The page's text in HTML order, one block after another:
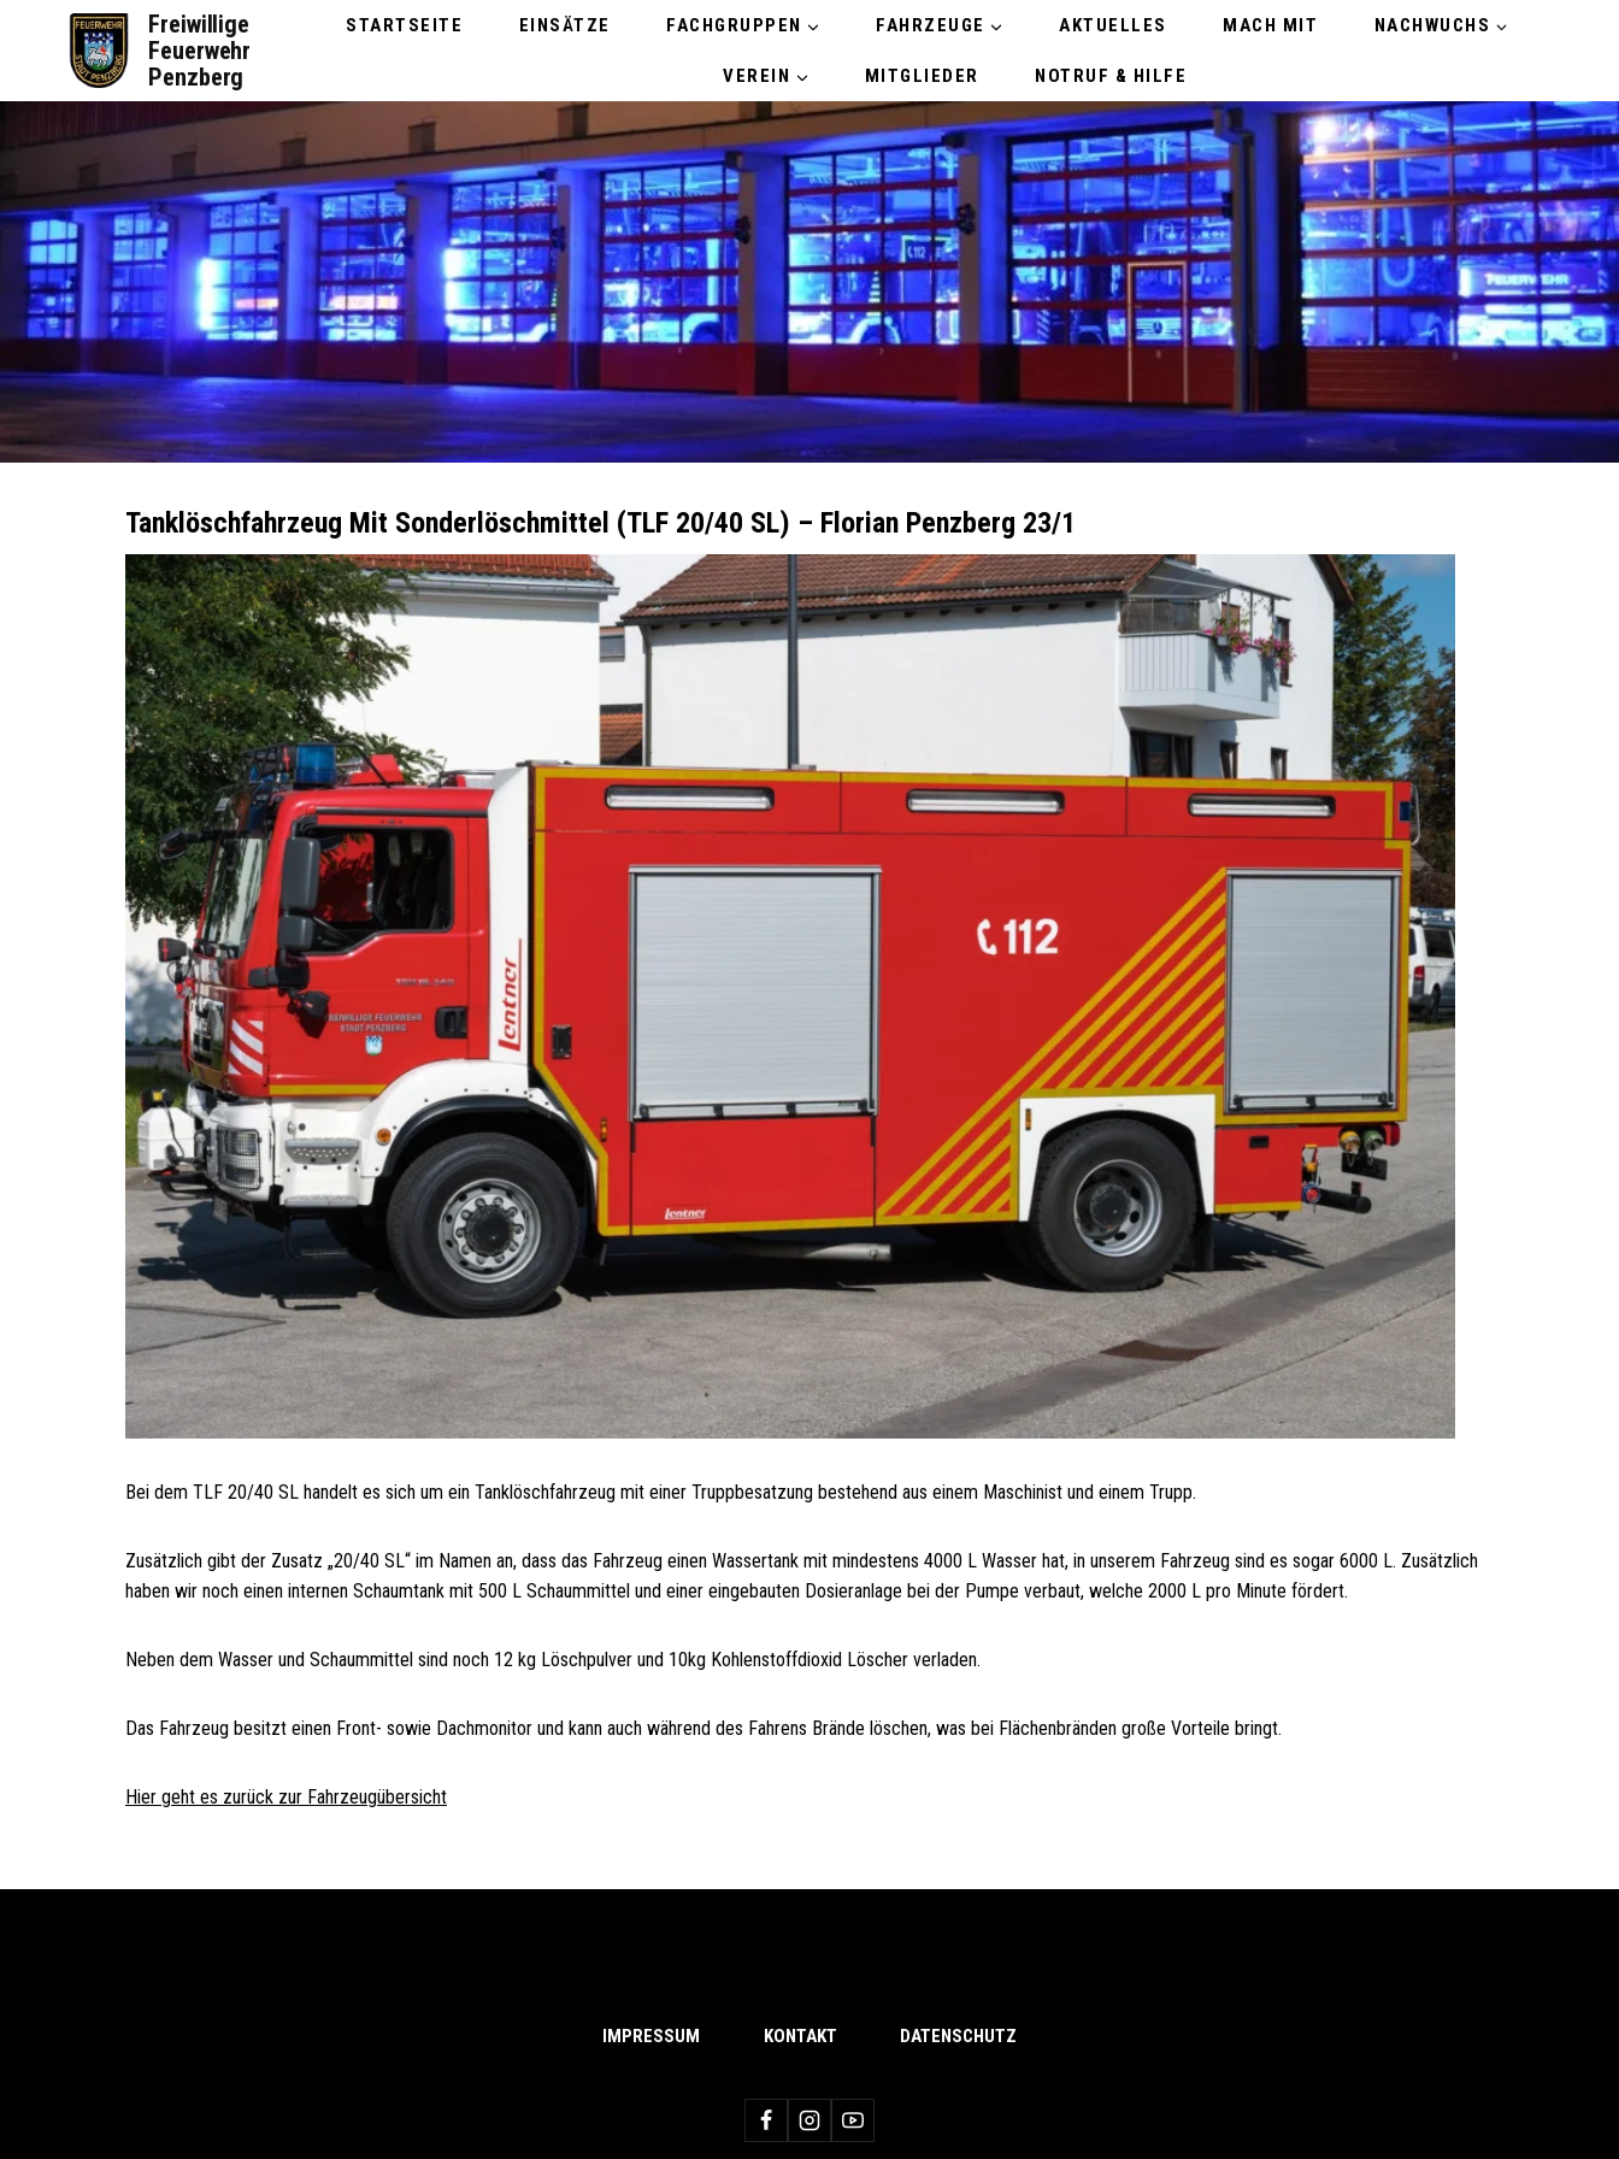
Freiwillige
Feuerwehr
Penzberg
STARTSEITE EINSÄTZE FACHGRUPPEN FAHRZEUGE AKTUELLES MACH MIT NACHWUCHS
VEREIN MITGLIEDER NOTRUF & HILFE
Tanklöschfahrzeug Mit Sonderlöschmittel (TLF 20/40 SL) – Florian Penzberg 23/1
Bei dem TLF 20/40 SL handelt es sich um ein Tanklöschfahrzeug mit einer Truppbesatzung bestehend aus einem Maschinist und einem Trupp.
Zusätzlich gibt der Zusatz „20/40 SL“ im Namen an, dass das Fahrzeug einen Wassertank mit mindestens 4000 L Wasser hat, in unserem Fahrzeug sind es sogar 6000 L. Zusätzlich
haben wir noch einen internen Schaumtank mit 500 L Schaummittel und einer eingebauten Dosieranlage bei der Pumpe verbaut, welche 2000 L pro Minute fördert.
Neben dem Wasser und Schaummittel sind noch 12 kg Löschpulver und 10kg Kohlenstoffdioxid Löscher verladen.
Das Fahrzeug besitzt einen Front- sowie Dachmonitor und kann auch während des Fahrens Brände löschen, was bei Flächenbränden große Vorteile bringt.
Hier geht es zurück zur Fahrzeugübersicht
IMPRESSUM KONTAKT DATENSCHUTZ